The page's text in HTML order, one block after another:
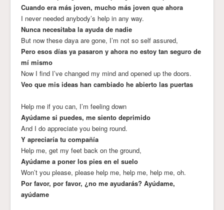
Cuando era más joven, mucho más joven que ahora
I never needed anybody’s help in any way.
Nunca necesitaba la ayuda de nadie
But now these daya are gone, I’m not so self assured,
Pero esos días ya pasaron y ahora no estoy tan seguro de
mí mismo
Now I find I’ve changed my mind and opened up the doors.
Veo que mis ideas han cambiado he abierto las puertas
Help me if you can, I’m feeling down
Ayúdame si puedes, me siento deprimido
And I do appreciate you being round.
Y apreciaría tu compañía
Help me, get my feet back on the ground,
Ayúdame a poner los pies en el suelo
Won’t you please, please help me, help me, help me, oh.
Por favor, por favor, ¿no me ayudarás? Ayúdame,
ayúdame